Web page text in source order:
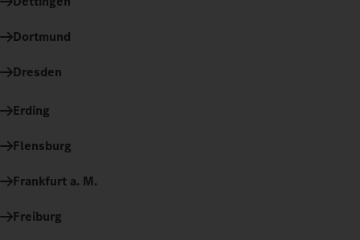
Dortmund
Dresden
Erding
Flensburg
Frankfurt a. M.
Freiburg